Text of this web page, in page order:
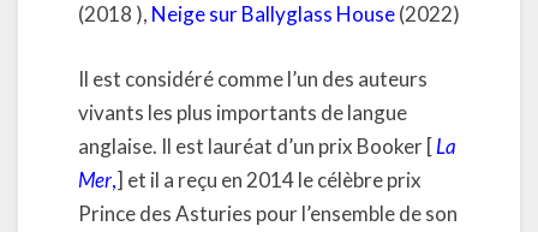
(2018 ), Neige sur Ballyglass House(2022)
Il est considéré comme l’un des auteurs
vivants les plus importants de langue
anglaise. Il est lauréat d’un prix Booker [La
Mer,] et il a reçu en 2014 le célèbre prix
Prince des Asturies pour l’ensemble de son